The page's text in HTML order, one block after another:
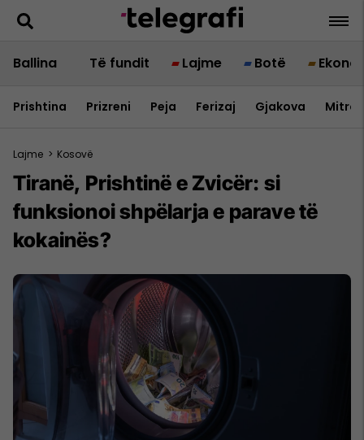
Ballina Të fundit Lajme Botë
Prishtina Prizreni Peja Ferizaj Gjakova
Lajme > Kosovë
Tiranë, Prishtinë e Zvicër: si
funksionoi shpëlarja e parave të
kokainës?